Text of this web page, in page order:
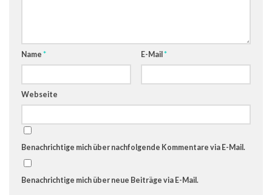
Name * E-Mail *
Webseite
Benachrichtige mich über nachfolgende Kommentare via E-Mail.
Benachrichtige mich über neue Beiträge via E-Mail.